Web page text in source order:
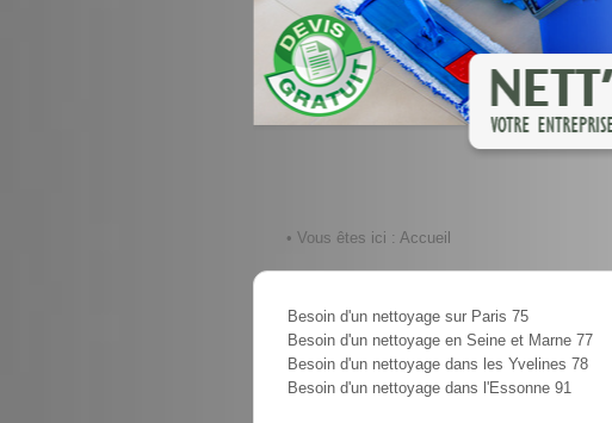
• Vous êtes ici : Accueil
Besoin d'un nettoyage sur Paris 75
Besoin d'un nettoyage en Seine et Marne 77
Besoin d'un nettoyage dans les Yvelines 78
Besoin d'un nettoyage dans l'Essonne 91